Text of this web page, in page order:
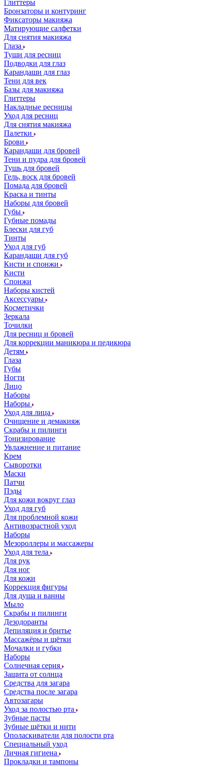
Глиттеры
Бронзаторы и контуринг
Фиксаторы макияжа
Матирующие салфетки
Для снятия макияжа
Глаза
Туши для ресниц
Подводки для глаз
Карандаши для глаз
Тени для век
Базы для макияжа
Глиттеры
Накладные ресницы
Уход для ресниц
Для снятия макияжа
Палетки
Брови
Карандаши для бровей
Тени и пудра для бровей
Тушь для бровей
Гель, воск для бровей
Помада для бровей
Краска и тинты
Наборы для бровей
Губы
Губные помады
Блески для губ
Тинты
Уход для губ
Карандаши для губ
Кисти и спонжи
Кисти
Спонжи
Наборы кистей
Аксессуары
Косметички
Зеркала
Точилки
Для ресниц и бровей
Для коррекции маникюра и педикюра
Детям
Глаза
Губы
Ногти
Лицо
Наборы
Наборы
Уход для лица
Очищение и демакияж
Скрабы и пилинги
Тонизирование
Увлажнение и питание
Крем
Сыворотки
Маски
Патчи
Пэды
Для кожи вокруг глаз
Уход для губ
Для проблемной кожи
Антивозрастной уход
Наборы
Мезороллеры и массажеры
Уход для тела
Для рук
Для ног
Для кожи
Коррекция фигуры
Для душа и ванны
Мыло
Скрабы и пилинги
Дезодоранты
Депиляция и бритье
Массажёры и щётки
Мочалки и губки
Наборы
Солнечная серия
Защита от солнца
Средства для загара
Средства после загара
Автозагары
Уход за полостью рта
Зубные пасты
Зубные щётки и нити
Ополаскиватели для полости рта
Специальный уход
Личная гигиена
Прокладки и тампоны